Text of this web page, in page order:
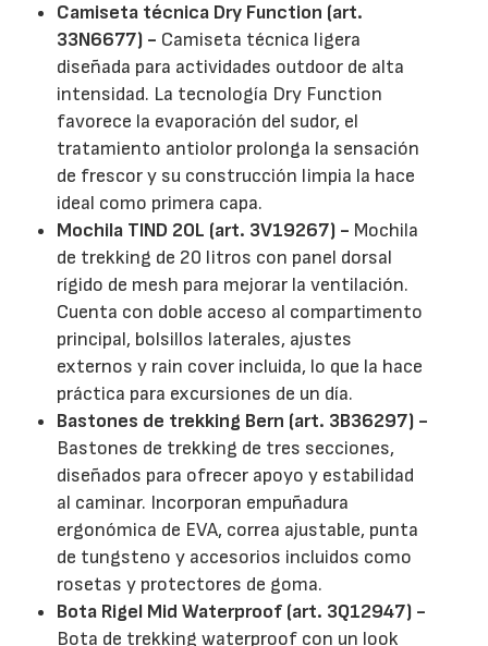
Camiseta técnica Dry Function (art.
33N6677) - Camiseta técnica ligera
diseñada para actividades outdoor de alta
intensidad. La tecnología Dry Function
favorece la evaporación del sudor, el
tratamiento antiolor prolonga la sensación
de frescor y su construcción limpia la hace
ideal como primera capa.
Mochila TIND 20L (art. 3V19267) - Mochila
de trekking de 20 litros con panel dorsal
rígido de mesh para mejorar la ventilación.
Cuenta con doble acceso al compartimento
principal, bolsillos laterales, ajustes
externos y rain cover incluida, lo que la hace
práctica para excursiones de un día.
Bastones de trekking Bern (art. 3B36297) -
Bastones de trekking de tres secciones,
diseñados para ofrecer apoyo y estabilidad
al caminar. Incorporan empuñadura
ergonómica de EVA, correa ajustable, punta
de tungsteno y accesorios incluidos como
rosetas y protectores de goma.
Bota Rigel Mid Waterproof (art. 3Q12947) -
Bota de trekking waterproof con un look